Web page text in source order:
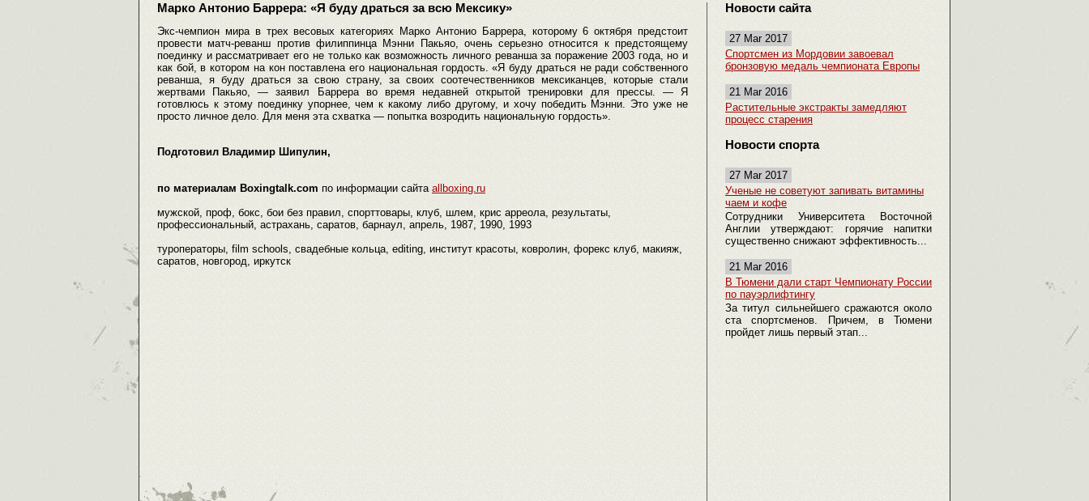
Марко Антонио Баррера: «Я буду драться за всю Мексику»
Экс-чемпион мира в трех весовых категориях Марко Антонио Баррера, которому 6 октября предстоит
провести матч-реванш против филиппинца Мэнни Пакьяо, очень серьезно относится к предстоящему
поединку и рассматривает его не только как возможность личного реванша за поражение 2003 года, но и
как бой, в котором на кон поставлена его национальная гордость. «Я буду драться не ради собственного
реванша, я буду драться за свою страну, за своих соотечественников мексиканцев, которые стали
жертвами Пакьяо, — заявил Баррера во время недавней открытой тренировки для прессы. — Я
готовлюсь к этому поединку упорнее, чем к какому либо другому, и хочу победить Мэнни. Это уже не
просто личное дело. Для меня эта схватка — попытка возродить национальную гордость».
Подготовил Владимир Шипулин,
по материалам Boxingtalk.com по информации сайта allboxing.ru
мужской, проф, бокс, бои без правил, спорттовары, клуб, шлем, крис арреола, результаты,
профессиональный, астрахань, саратов, барнаул, апрель, 1987, 1990, 1993
туроператоры, film schools, свадебные кольца, editing, институт красоты, ковролин, форекс клуб, макияж,
саратов, новгород, иркутск
Новости сайта
27 Mar 2017
Спортсмен из Мордовии завоевал
бронзовую медаль чемпионата Европы
21 Mar 2016
Растительные экстракты замедляют
процесс старения
Новости спорта
27 Mar 2017
Ученые не советуют запивать витамины
чаем и кофе
Сотрудники Университета Восточной
Англии утверждают: горячие напитки
существенно снижают эффективность...
21 Mar 2016
В Тюмени дали старт Чемпионату России
по пауэрлифтингу
За титул сильнейшего сражаются около
ста спортсменов. Причем, в Тюмени
пройдет лишь первый этап...